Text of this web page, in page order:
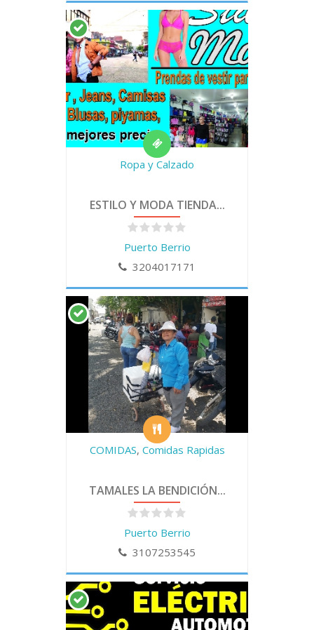
Ropa y Calzado
ESTILO Y MODA TIENDA...
Puerto Berrio
3204017171
COMIDAS, Comidas Rapidas
TAMALES LA BENDICIÓN...
Puerto Berrio
3107253545